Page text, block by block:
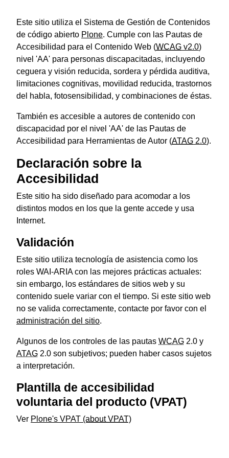
Este sitio utiliza el Sistema de Gestión de Contenidos
de código abierto Plone. Cumple con las Pautas de
Accesibilidad para el Contenido Web (WCAG v2.0)
nivel 'AA' para personas discapacitadas, incluyendo
ceguera y visión reducida, sordera y pérdida auditiva,
limitaciones cognitivas, movilidad reducida, trastornos
del habla, fotosensibilidad, y combinaciones de éstas.
También es accesible a autores de contenido con
discapacidad por el nivel 'AA' de las Pautas de
Accesibilidad para Herramientas de Autor (ATAG 2.0).
Declaración sobre la
Accesibilidad
Este sitio ha sido diseñado para acomodar a los
distintos modos en los que la gente accede y usa
Internet.
Validación
Este sitio utiliza tecnología de asistencia como los
roles WAI-ARIA con las mejores prácticas actuales:
sin embargo, los estándares de sitios web y su
contenido suele variar con el tiempo. Si este sitio web
no se valida correctamente, contacte por favor con el
administración del sitio.
Algunos de los controles de las pautas WCAG 2.0 y
ATAG 2.0 son subjetivos; pueden haber casos sujetos
a interpretación.
Plantilla de accesibilidad
voluntaria del producto (VPAT)
Ver Plone's VPAT (about VPAT)